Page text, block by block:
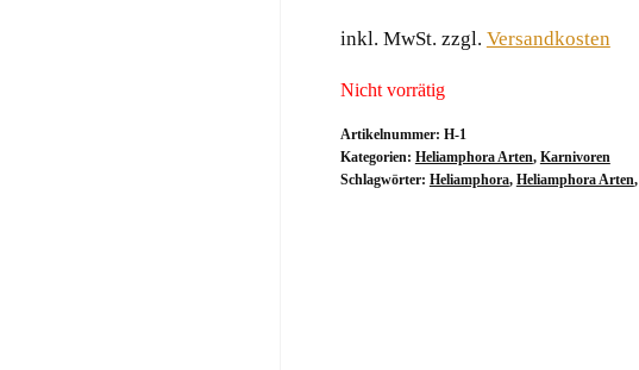
inkl. MwSt. zzgl. Versandkosten
Nicht vorrätig
Artikelnummer: H-1
Kategorien: Heliamphora Arten, Karnivoren
Schlagwörter: Heliamphora, Heliamphora Arten,